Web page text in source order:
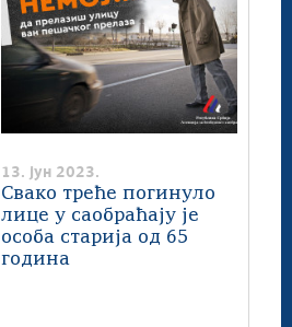
13. јун 2023.
Свако треће погинуло
лице у саобраћају је
особа старија од 65
година